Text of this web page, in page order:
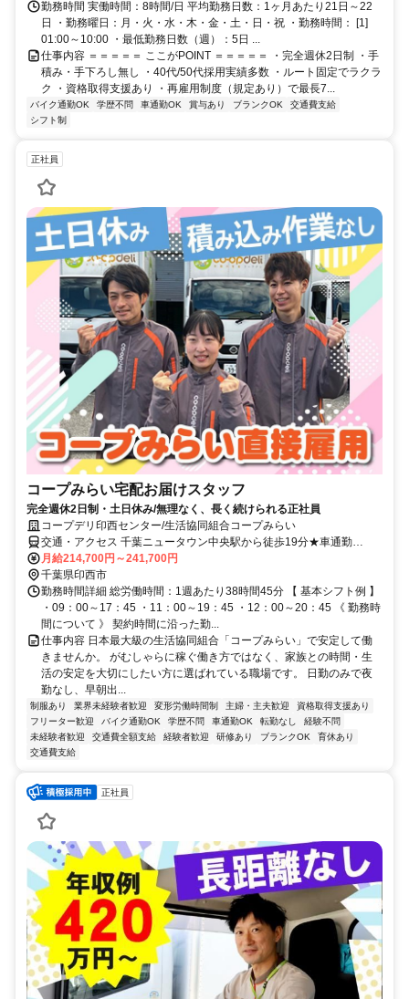
勤務時間 実働時間：8時間/日 平均勤務日数：1ヶ月あたり21日～22
日 ・勤務曜日：月・火・水・木・金・土・日・祝 ・勤務時間： [1]
01:00～10:00 ・最低勤務日数（週）：5日 ...
仕事内容 ＝＝＝＝＝ ここがPOINT ＝＝＝＝＝ ・完全週休2日制 ・手
積み・手下ろし無し ・40代/50代採用実績多数 ・ルート固定でラクラ
ク ・資格取得支援あり ・再雇用制度（規定あり）で最長7...
バイク通勤OK 学歴不問 車通勤OK 賞与あり ブランクOK
交通費支給
シフト制
正社員
コープみらい宅配お届けスタッフ
完全週休2日制・土日休み/無理なく、長く続けられる正社員
コープデリ印西センター/生活協同組合コープみらい
交通・アクセス 千葉ニュータウン中央駅から徒歩19分★車通勤
OK（配属先による）※配属先は、入職時期や各センターの人員状況
を踏まえ、本人の希望を考慮した上で、募集場所を含む通勤可能な範
囲のセンターから決定します。
月給214,700円～241,700円
千葉県印西市
勤務時間詳細 総労働時間：1週あたり38時間45分 【 基本シフト例 】
・09：00～17：45 ・11：00～19：45 ・12：00～20：45 《 勤務時
間について 》 契約時間に沿った勤...
仕事内容 日本最大級の生活協同組合「コープみらい」で安定して働
きませんか。 がむしゃらに稼ぐ働き方ではなく、家族との時間・生
活の安定を大切にしたい方に選ばれている職場です。 日勤のみで夜
勤なし、早朝出...
制服あり 業界未経験者歓迎 変形労働時間制 主婦・主夫歓迎
資格取得支援あり
フリーター歓迎
バイク通勤OK 学歴不問 車通勤OK 転勤なし
経験不問
未経験者歓迎
交通費全額支給 経験者歓迎 研修あり ブランクOK
育休あり
交通費支給
正社員